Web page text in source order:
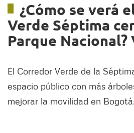
¿Cómo se verá
Verde Séptima
Parque
El Corredor Verde de la
espacio público con más
mejorar la movilidad en Bogotá.